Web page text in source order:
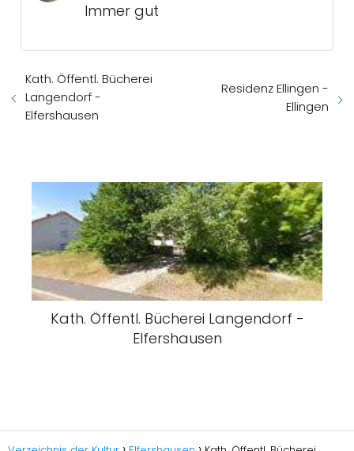
Immer gut
Kath. Öffentl. Bücherei
Langendorf -
Elfershausen
Residenz Ellingen -
Ellingen
Kath. Öffentl. Bücherei Langendorf -
Elfershausen